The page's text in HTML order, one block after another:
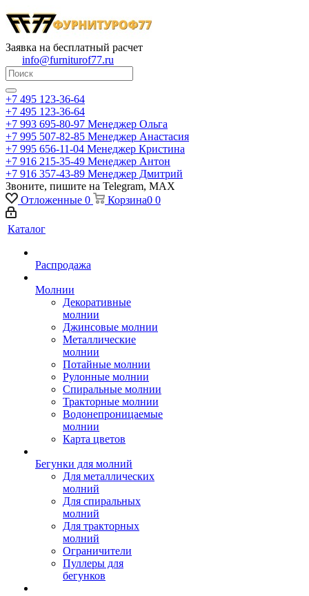
Заявка на бесплатный расчет
info@furniturof77.ru
+7 495 123-36-64
+7 495 123-36-64
+7 993 695-80-97 Менеджер Ольга
+7 995 507-82-85 Менеджер Анастасия
+7 995 656-11-04 Менеджер Кристина
+7 916 215-35-49 Менеджер Антон
+7 916 357-43-89 Менеджер Дмитрий
Звоните, пишите на Telegram, MAX
Отложенные 0 Корзина0 0
Каталог
Распродажа
Молнии
Декоративные
молнии
Джинсовые молнии
Металлические
молнии
Потайные молнии
Рулонные молнии
Спиральные молнии
Тракторные молнии
Водонепроницаемые
молнии
Карта цветов
Бегунки для молний
Для металлических
молний
Для спиральных
молний
Для тракторных
молний
Ограничители
Пуллеры для
бегунков